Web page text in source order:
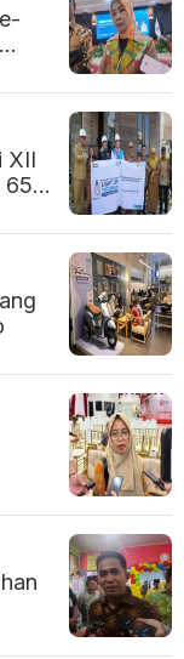
XII
65